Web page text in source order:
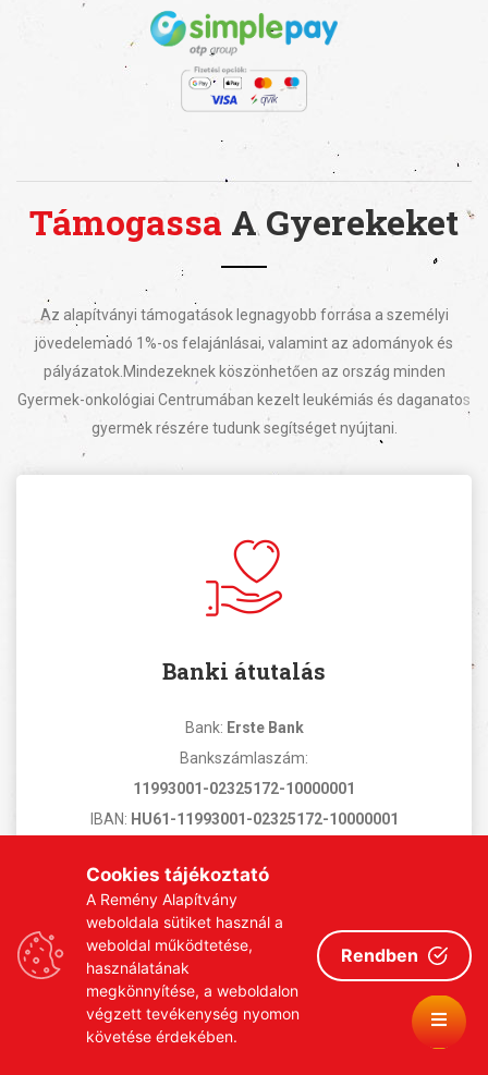
Támogassa A Gyerekeket
Az alapítványi támogatások legnagyobb forrása a személyi
jövedelemadó 1%-os felajánlásai, valamint az adományok és
pályázatok. Mindezeknek köszönhetően az ország minden
Gyermek-onkológiai Centrumában kezelt leukémiás és daganatos
gyermek részére tudunk segítséget nyújtani.
Banki átutalás
Bank: Erste Bank
Bankszámlaszám:
11993001-02325172-10000001
IBAN: HU61-11993001-02325172-10000001
Közlemény: Általános támogatás
Cookies tájékoztató
A Remény Alapítvány
weboldala sütiket használ a
weboldal működtetése,
használatának
megkönnyítése, a weboldalon
végzett tevékenység nyomon
követése érdekében.
Rendben